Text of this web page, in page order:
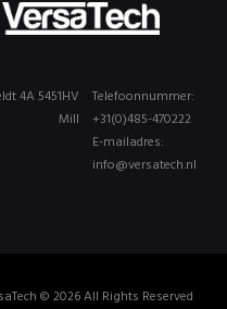
Telefoonnummer:
+31(0)485-470222
E-mailadres:
info@versatech.nl
4A 5451HV
Mill
© 2026 All Rights Reserved